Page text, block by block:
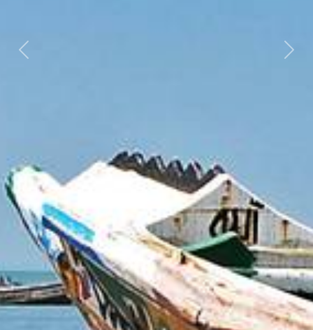
Föregående Nästa